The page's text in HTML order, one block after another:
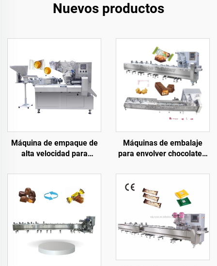
Nuevos productos
Máquina de empaque de
alta velocidad para
envolvedora de dulces
Máquinas de embalaje
para envolver chocolates,
máquina envolvedora de
barras de chocolate